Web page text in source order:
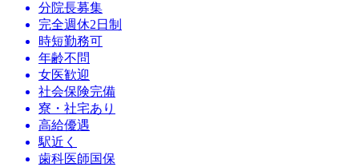
分院長募集
完全週休2日制
時短勤務可
年齢不問
女医歓迎
社会保険完備
寮・社宅あり
高給優遇
駅近く
歯科医師国保